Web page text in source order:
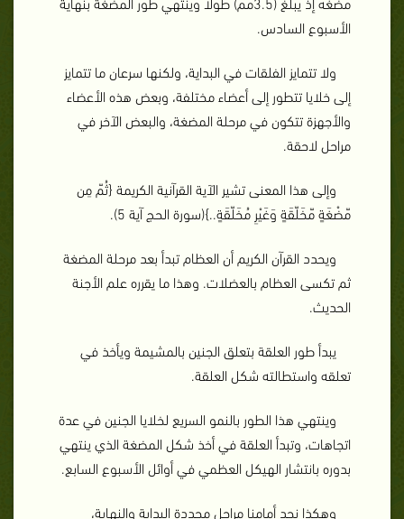
الأسبوع السادس.
ولا تتمايز الفلقات في البداية، ولكنها سرعان ما تتمايز
إلى خلايا تتطور إلى أعضاء مختلفة، وبعض هذه الأعضاء
والأجهزة تتكون في مرحلة المضغة، والبعض الآخر في
مراحل لاحقة.
وإلى هذا المعنى تشير الآية القرآنية الكريمة {ثُمّ مِن
مّضْغَةٍ مّخَلّقَةٍ وَغَيْرِ مُخَلّقَةٍ..}(سورة الحج آية 5).
ويحدد القرآن الكريم أن العظام تبدأ بعد مرحلة المضغة
ثم تكسى العظام بالعضلات. وهذا ما يقرره علم الأجنة
الحديث.
يبدأ طور العلقة بتعلق الجنين بالمشيمة ويأخذ في
تعلقه واستطالته شكل العلقة.
وينتهي هذا الطور بالنمو السريع لخلايا الجنين في عدة
اتجاهات، وتبدأ العلقة في أخذ شكل المضغة الذي ينتهي
بدوره بانتشار الهيكل العظمي في أوائل الأسبوع السابع.
وهكذا نجد أمامنا مراحل محددة البداية والنهاية،